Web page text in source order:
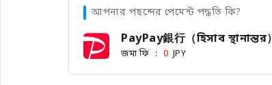
আপনার পছন্দের পেমেন্ট পদ্ধতি কি?
PayPay銀行（হিসাব স্থানান্তর）
জমা ফি ： 0 JPY